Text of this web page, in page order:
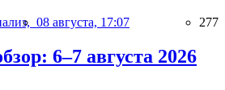
08 августа, 17:07 277
6–7 августа 2026